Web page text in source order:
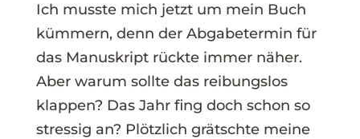
Ich musste mich jetzt um mein Buch
kümmern, denn der Abgabetermin für
das Manuskript rückte immer näher.
Aber warum sollte das reibungslos
klappen? Das Jahr fing doch schon so
stressig an? Plötzlich grätschte meine